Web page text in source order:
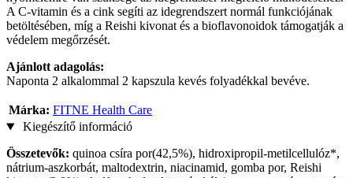
A C-vitamin és a cink segíti az idegrendszert normál funkciójának
betöltésében, míg a Reishi kivonat és a bioflavonoidok támogatják a
védelem megőrzését.
Ajánlott adagolás:
Naponta 2 alkalommal 2 kapszula kevés folyadékkal bevéve.
Márka: FITNE Health Care
Kiegészítő információ
Összetevők: quinoa csíra por(42,5%), hidroxipropil-metilcellulóz*,
nátrium-aszkorbát, maltodextrin, niacinamid, gomba por, Reishi